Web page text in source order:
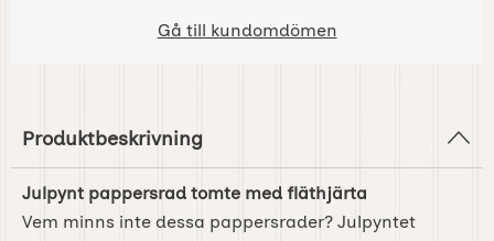
Gå till kundomdömen
Produktbeskrivning
Julpynt pappersrad tomte med fläthjärta
Vem minns inte dessa pappersrader? Julpyntet